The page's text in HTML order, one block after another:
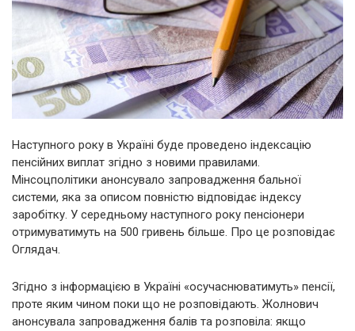
Наступного року в Україні буде проведено індексацію
пенсійних виплат згідно з новими правилами.
Мінсоцполітики анонсувало запровадження бальної
системи, яка за описом повністю відповідає індексу
заробітку. У середньому наступного року пенсіонери
отримуватимуть на 500 гривень більше. Про це розповідає
Оглядач.
Згідно з інформацією в Україні «осучаснюватимуть» пенсії,
проте яким чином поки що не розповідають. Жолнович
анонсувала запровадження балів та розповіла: якщо